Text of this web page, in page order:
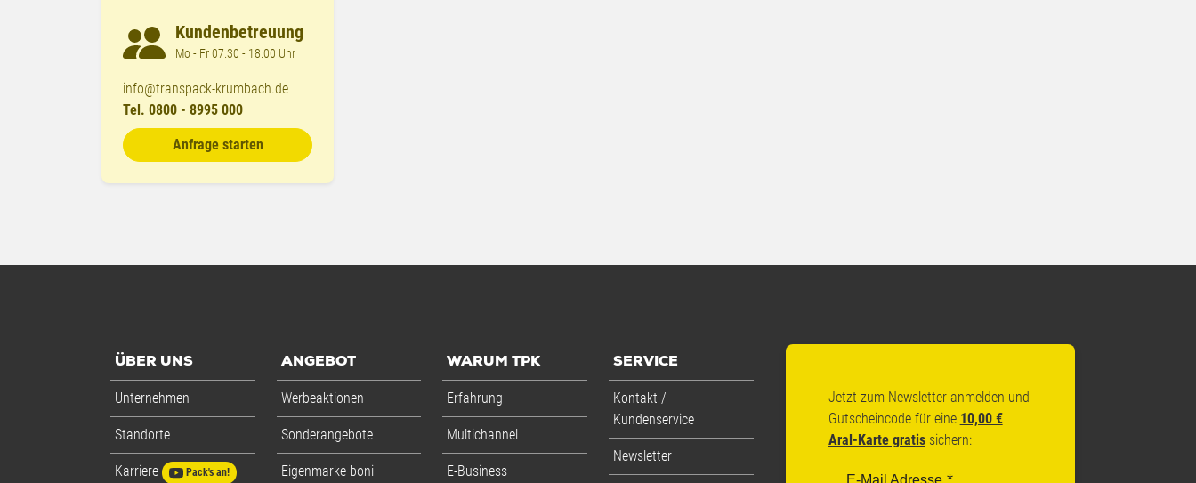
Kundenbetreuung
Mo - Fr 07.30 - 18.00 Uhr
info@transpack-krumbach.de
Tel. 0800 - 8995 000
Anfrage starten
ÜBER UNS
Unternehmen
Standorte
Karriere Pack's an!
ANGEBOT
Werbeaktionen
Sonderangebote
Eigenmarke boni
WARUM TPK
Erfahrung
Multichannel
E-Business
SERVICE
Kontakt /
Kundenservice
Newsletter
Jetzt zum Newsletter anmelden und
Gutscheincode für eine 10,00 €
Aral-Karte gratissichern:
E-Mail Adresse